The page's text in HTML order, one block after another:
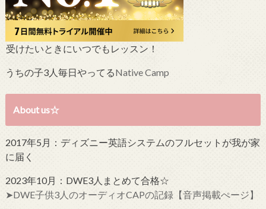
受けたいときにいつでもレッスン！
うちの子3人毎日やってるNative Camp
About us☆
2017年5月：ディズニー英語システムのフルセットが我が家
に届く
2023年10月：DWE3人まとめて合格☆
➤DWE子供3人のオーディオCAPの記録【音声掲載ぺージ】